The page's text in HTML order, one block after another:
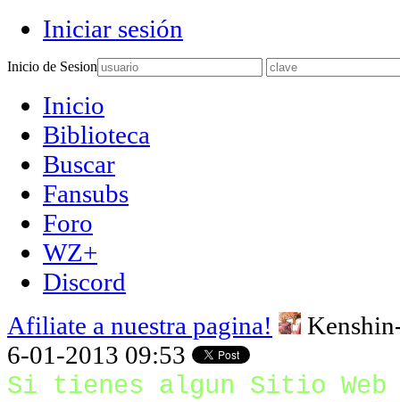
Iniciar sesión
Inicio de Sesion
Inicio
Biblioteca
Buscar
Fansubs
Foro
WZ+
Discord
Afiliate a nuestra pagina!
6-01-2013 09:53
Si tienes algun Sitio